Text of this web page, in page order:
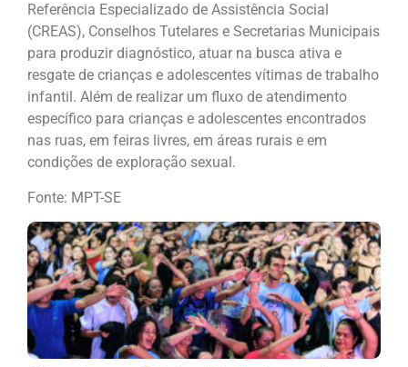
Referência Especializado de Assistência Social
(CREAS), Conselhos Tutelares e Secretarias Municipais
para produzir diagnóstico, atuar na busca ativa e
resgate de crianças e adolescentes vítimas de trabalho
infantil. Além de realizar um fluxo de atendimento
específico para crianças e adolescentes encontrados
nas ruas, em feiras livres, em áreas rurais e em
condições de exploração sexual.
Fonte: MPT-SE